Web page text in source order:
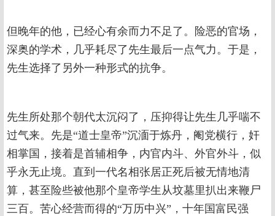
但晚年的他，已经心有余而力不足了。险恶的官场，
深奥的学术，几乎耗尽了先生最后一点气力。于是，
先生选择了另外一种形式的抗争。
先生所处那个朝代太沉闷了，压抑得让先生几乎喘不
过气来。先是“道士皇帝”沉湎于炼丹，阉党横行，奸
相掌国，接着是首辅相争，内官内斗、外官外斗，似
乎永无止境。直到一代名相张居正死后被无情地清
算，甚至险些被他那个皇帝学生从坟墓里扒出来鞭尸
三百。苦心经营而得的“万历中兴”，十年国富民强